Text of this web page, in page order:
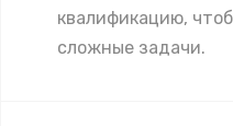
квалификацию,
сложные задачи.